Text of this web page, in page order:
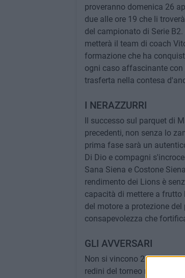
proveranno domenica 26
due alle ore 19 che li
del campionato di Serie
metterà il team di coach
formazione che ha
ogni caso affascinante
trasferta nella contesa
I NERAZZURRI
Il successo sul parquet di
precedenti, non senza lo
prima fase sarà un
Di Dio e compagni
Sana Siena e Costone
rendimento dei Lions è
capacità di mettere a
del motore a protezione
consapevolezza che
GLI AVVERSARI
Non si vincono 20 incontri
redini del torneo